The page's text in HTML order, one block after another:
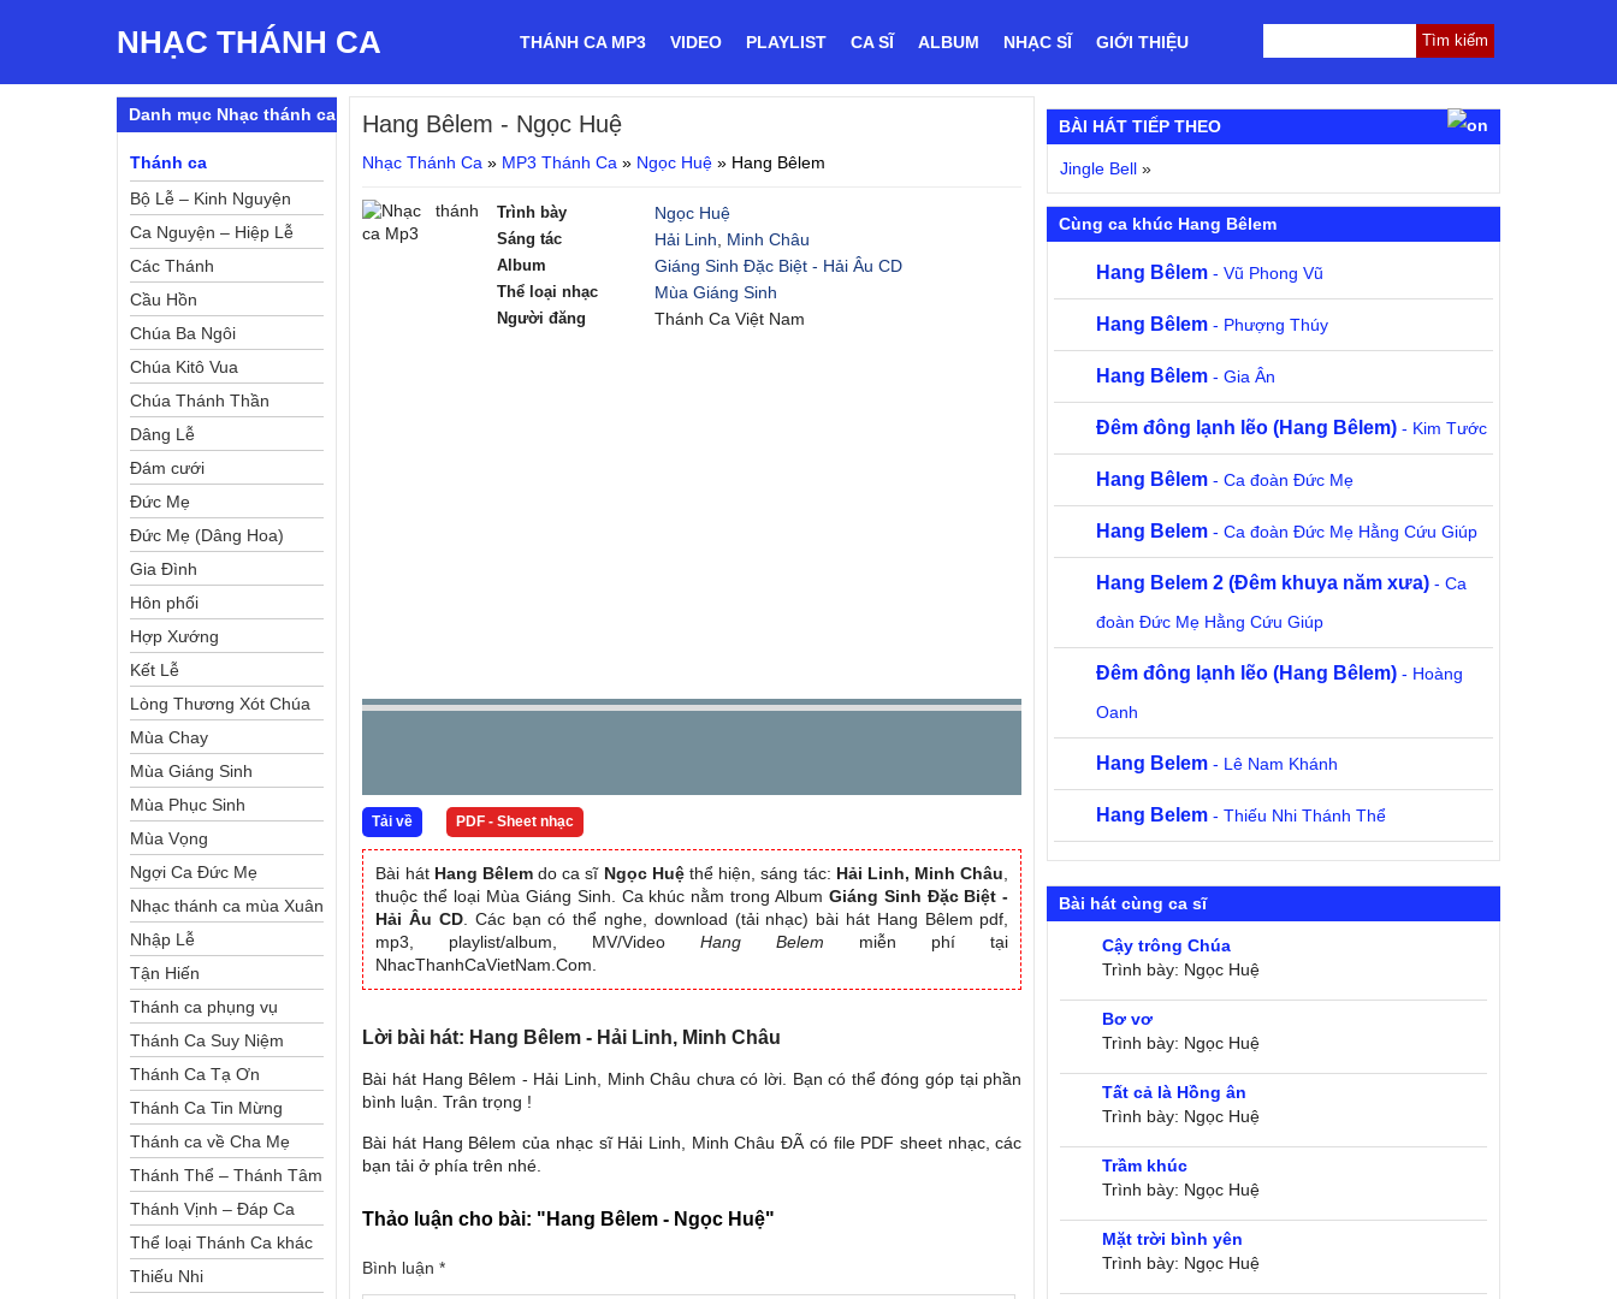
NHẠC THÁNH CA THÁNH CA MP3 VIDEO PLAYLIST CA SĨ ALBUM NHẠC SĨ GIỚI THIỆU
Hang Bêlem - Ngọc Huệ
Nhạc Thánh Ca » MP3 Thánh Ca » Ngọc Huệ » Hang Bêlem
Trình bày Ngọc Huệ
Sáng tác Hải Linh Minh Châu
Album Giáng Sinh Đặc Biệt - Hải Âu CD
Thể loại nhạc Mùa Giáng Sinh
Người đăng Thánh Ca Việt Nam
Tải về PDF - Sheet nhạc
Bài hát Hang Bêlemdo ca sĩ Ngọc Huệthể hiện, sáng tác: Hải Linh, Minh Châu
thuộc thể loại Mùa Giáng Sinh. Ca khúc nằm trong Album Giáng Sinh Đặc Biệt -
Hải Âu CD. Các bạn có thể nghe, download (tải nhạc) bài hát Hang Bêlem pdf,
mp3, playlist/album, MV/VideoHang Belem miễn phí tại
NhacThanhCaVietNam.Com.
Lời bài hát: Hang Bêlem - Hải Linh, Minh Châu
Bài hát Hang Bêlem - Hải Linh, Minh Châu chưa có lời. Bạn có thể đóng góp tại phần
bình luận. Trân trọng !
Bài hát Hang Bêlem của nhạc sĩ Hải Linh, Minh Châu ĐÃ có file PDF sheet nhạc, các
bạn tải ở phía trên nhé.
Thảo luận cho bài: "Hang Bêlem - Ngọc Huệ"
Bình luận*
Danh mục Nhạc thánh ca
Thánh ca
Bộ Lễ – Kinh Nguyện
Ca Nguyện – Hiệp Lễ
Các Thánh
Cầu Hồn
Chúa Ba Ngôi
Chúa Kitô Vua
Chúa Thánh Thần
Dâng Lễ
Đám cưới
Đức Mẹ
Đức Mẹ (Dâng Hoa)
Gia Đình
Hôn phối
Hợp Xướng
Kết Lễ
Lòng Thương Xót Chúa
Mùa Chay
Mùa Giáng Sinh
Mùa Phục Sinh
Mùa Vọng
Ngợi Ca Đức Mẹ
Nhạc thánh ca mùa Xuân
Nhập Lễ
Tận Hiến
Thánh ca phụng vụ
Thánh Ca Suy Niệm
Thánh Ca Tạ Ơn
Thánh Ca Tin Mừng
Thánh ca về Cha Mẹ
Thánh Thể – Thánh Tâm
Thánh Vịnh – Đáp Ca
Thể loại Thánh Ca khác
Thiếu Nhi
BÀI HÁT TIẾP THEO
Jingle Bell »
Cùng ca khúc Hang Bêlem
Hang Bêlem - Vũ Phong Vũ
Hang Bêlem - Phượng Thúy
Hang Bêlem - Gia Ân
Đêm đông lạnh lẽo (Hang Bêlem) - Kim Tước
Hang Bêlem - Ca đoàn Đức Mẹ
Hang Belem - Ca đoàn Đức Mẹ Hằng Cứu Giúp
Hang Belem 2 (Đêm khuya năm xưa) - Ca
đoàn Đức Mẹ Hằng Cứu Giúp
Đêm đông lạnh lẽo (Hang Bêlem) - Hoàng
Oanh
Hang Belem - Lê Nam Khánh
Hang Belem - Thiếu Nhi Thánh Thể
Bài hát cùng ca sĩ
Cậy trông Chúa
Trình bày: Ngọc Huệ
Bơ vơ
Trình bày: Ngọc Huệ
Tất cả là Hồng ân
Trình bày: Ngọc Huệ
Trầm khúc
Trình bày: Ngọc Huệ
Mặt trời bình yên
Trình bày: Ngọc Huệ